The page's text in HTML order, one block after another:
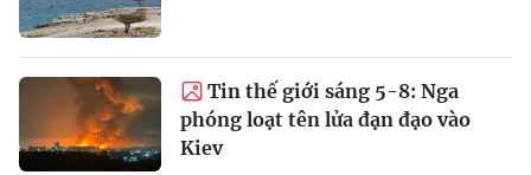
Tin thế giới sáng 5-8: Nga
phóng loạt tên lửa đạn đạo vào
Kiev